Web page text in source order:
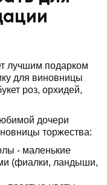
лучшим подарком
для виновницы
роз, орхидей,
дочери
торжества:
- маленькие
(фиалки, ландыши,